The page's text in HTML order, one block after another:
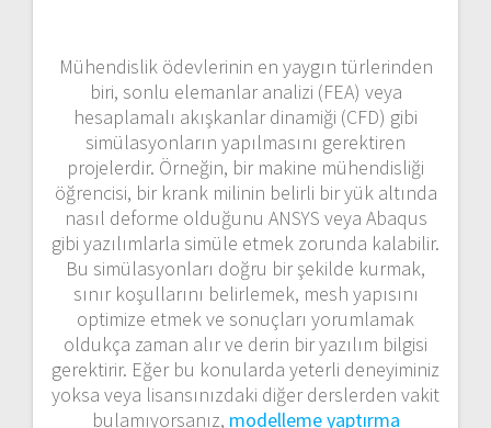
Mühendislik ödevlerinin en yaygın türlerinden
biri, sonlu elemanlar analizi (FEA) veya
hesaplamalı akışkanlar dinamiği (CFD) gibi
simülasyonların yapılmasını gerektiren
projelerdir. Örneğin, bir makine mühendisliği
öğrencisi, bir krank milinin belirli bir yük altında
nasıl deforme olduğunu ANSYS veya Abaqus
gibi yazılımlarla simüle etmek zorunda kalabilir.
Bu simülasyonları doğru bir şekilde kurmak,
sınır koşullarını belirlemek, mesh yapısını
optimize etmek ve sonuçları yorumlamak
oldukça zaman alır ve derin bir yazılım bilgisi
gerektirir. Eğer bu konularda yeterli deneyiminiz
yoksa veya lisansınızdaki diğer derslerden vakit
bulamıyorsanız, modelleme yaptırma